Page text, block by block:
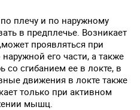
плечу и по наружному
в предплечье. Возникает
проявляться при
его части, а также
со сгибанием ее в локте, в
движения в локте также
только при активном
мышц.